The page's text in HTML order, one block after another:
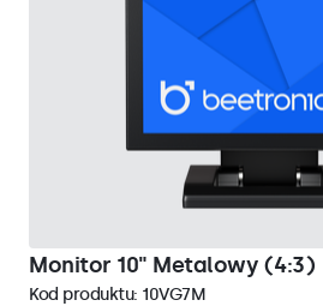
Monitor 10" Metalowy (4:3)
Kod produktu: 10VG7M